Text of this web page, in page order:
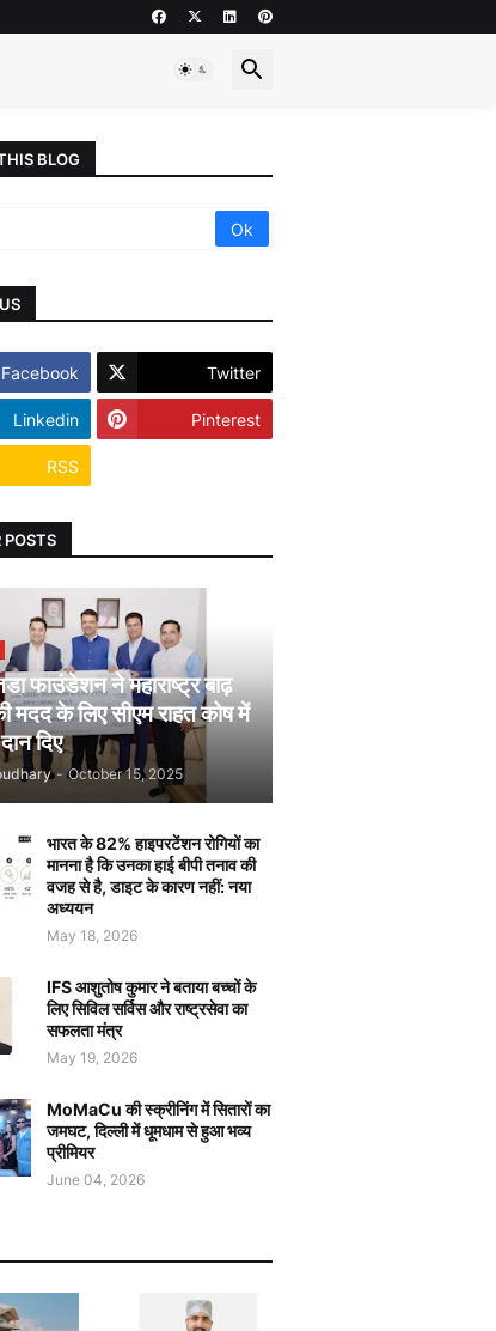
BLOG
Facebook Twitter
Linkedin Pinterest
RSS
POSTS
फाउंडेशन ने महाराष्ट्र बाढ़
मदद के लिए सीएम राहत कोष में
दिए
- October 15, 2025
भारत के 82% हाइपरटेंशन रोगियों का
मानना है कि उनका हाई बीपी तनाव की
वजह से है, डाइट के कारण नहीं: नया
अध्ययन
May 18, 2026
IFS आशुतोष कुमार ने बताया बच्चों के
लिए सिविल सर्विस और राष्ट्रसेवा का
सफलता मंत्र
May 19, 2026
MoMaCu की स्क्रीनिंग में सितारों का
जमघट, दिल्ली में धूमधाम से हुआ भव्य
प्रीमियर
June 04, 2026